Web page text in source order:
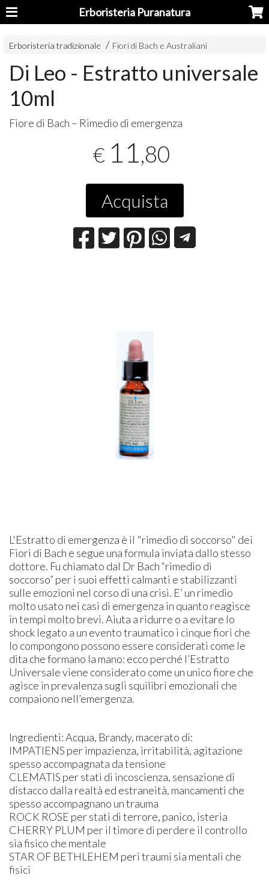
Erboristeria Puranatura
Erboristeria tradizionale Fiori di Bach e Australiani
Di Leo - Estratto universale
10ml
Fiore di Bach – Rimedio di emergenza
€ 11,80
Acquista
L'Estratto di emergenza è il "rimedio di soccorso" dei
Fiori di Bach e segue una formula inviata dallo stesso
dottore. Fu chiamato dal Dr Bach “rimedio di
soccorso” per i suoi effetti calmanti e stabilizzanti
sulle emozioni nel corso di una crisi. E’ un rimedio
molto usato nei casi di emergenza in quanto reagisce
in tempi molto brevi. Aiuta a ridurre o a evitare lo
shock legato a un evento traumatico i cinque fiori che
lo compongono possono essere considerati come le
dita che formano la mano: ecco perché l’Estratto
Universale viene considerato come un unico fiore che
agisce in prevalenza sugli squilibri emozionali che
compaiono nell’emergenza.
Ingredienti: Acqua, Brandy, macerato di:
IMPATIENS per impazienza, irritabilità, agitazione
spesso accompagnata da tensione
CLEMATIS per stati di incoscienza, sensazione di
distacco dalla realtà ed estraneità, mancamenti che
spesso accompagnano un trauma
ROCK ROSE per stati di terrore, panico, isteria
CHERRY PLUM per il timore di perdere il controllo
sia fisico che mentale
STAR OF BETHLEHEM peri traumi sia mentali che
fisici